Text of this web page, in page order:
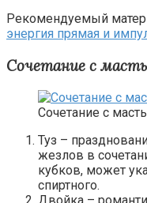
Рекомендуемый
энергия прямая и
Сочетание с
Сочетание с
Туз –
жезлов в
кубков, может
спиртного.
Двойка –